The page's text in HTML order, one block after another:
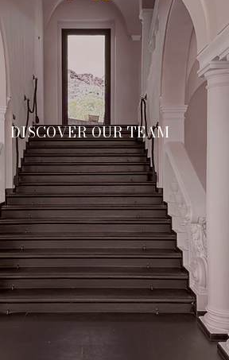
DISCOVER OUR TEAM